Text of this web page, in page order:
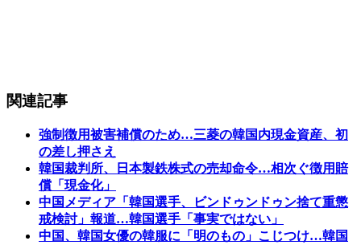
関連記事
強制徴用被害補償のため…三菱の韓国内現金資産、初
の差し押さえ
韓国裁判所、日本製鉄株式の売却命令…相次ぐ徴用賠
償「現金化」
中国メディア「韓国選手、ビンドゥンドゥン捨て重懲
戒検討」報道…韓国選手「事実ではない」
中国、韓国女優の韓服に「明のもの」こじつけ…韓国